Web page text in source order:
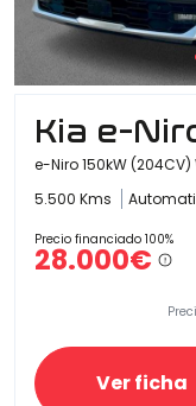
Kia e-
e-Niro 150kW (204CV)
5.500 Kms
Precio financiado 100%
28.000€
Ver ficha